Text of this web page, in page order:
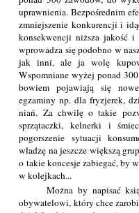
uprawnienia. Bezpośrednim
zmniejszenie konkurencji i
konsekwencji niższa jakość
wprowadza się podobno w
jak inni, ale ja wolę
Wspomniane wyżej ponad
bowiem pojawiają się
egzaminy np. dla fryzjerek,
niań. Za chwilę o takie
sprzątaczki, kelnerki i
pogorszenie sytuacji
władzę na jeszcze większą
o takie koncesje zabiegać, by
w kolejkach...
Można by napisać
obywatelowi, który chce